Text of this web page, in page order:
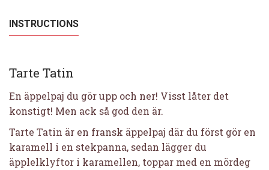
INSTRUCTIONS
Tarte Tatin
En äppelpaj du gör upp och ner! Visst låter det
konstigt! Men ack så god den är.
Tarte Tatin är en fransk äppelpaj där du först gör en
karamell i en stekpanna, sedan lägger du
äpplelklyftor i karamellen, toppar med en mördeg